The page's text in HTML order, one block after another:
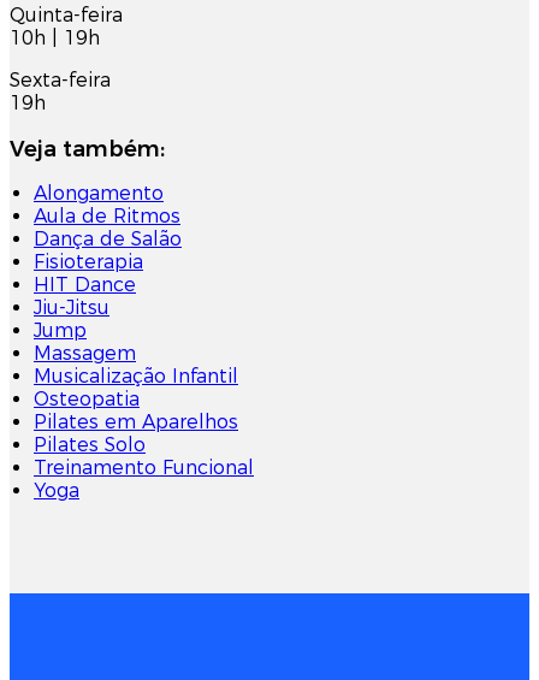
Quinta-feira
10h | 19h
Sexta-feira
19h
Veja também:
Alongamento
Aula de Ritmos
Dança de Salão
Fisioterapia
HIT Dance
Jiu-Jitsu
Jump
Massagem
Musicalização Infantil
Osteopatia
Pilates em Aparelhos
Pilates Solo
Treinamento Funcional
Yoga